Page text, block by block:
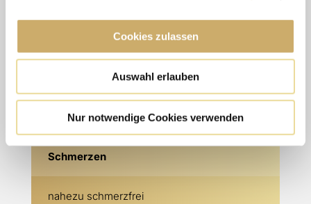
Cookies zulassen
Auswahl erlauben
Nur notwendige Cookies verwenden
nein, keine Narkose erforderlich
Gesellschaftsfähig
direkt nach der Behandlung
Schmerzen
nahezu schmerzfrei